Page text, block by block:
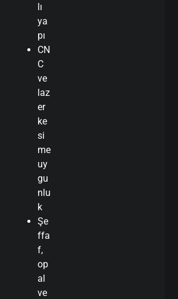
lı
ya
pı
CN
C
ve
laz
er
ke
si
me
uy
gu
nlu
k
Şe
ffa
f,
op
al
ve